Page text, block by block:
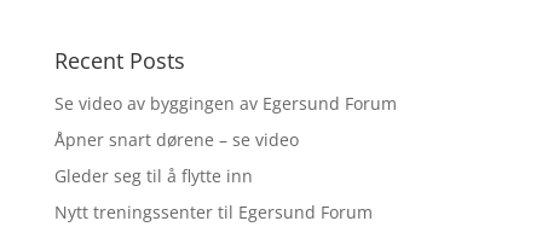
Recent Posts
Se video av byggingen av Egersund Forum
Åpner snart dørene – se video
Gleder seg til å flytte inn
Nytt treningssenter til Egersund Forum